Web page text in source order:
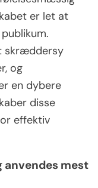
er let at
skræddersy
og
en dybere
disse
effektiv
anvendes mest